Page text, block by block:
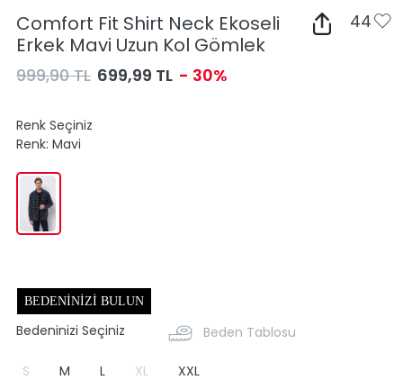
Comfort Fit Shirt Neck Ekoseli
Erkek Mavi Uzun Kol Gömlek
44
999,90 TL 699,99 TL - 30%
Renk Seçiniz
Renk: Mavi
BEDENINIZI BULUN
Bedeninizi Seçiniz Beden Tablosu
S M L XL XXL